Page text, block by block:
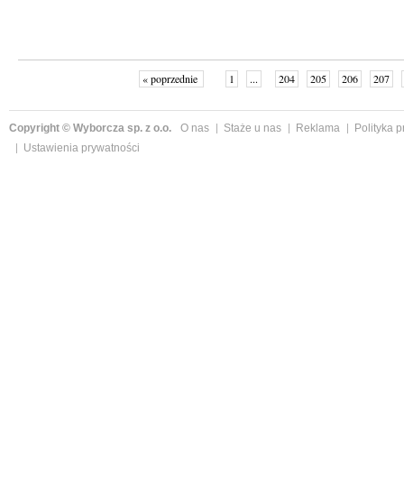
« poprzednie 1 ... 204 205 206 207
Copyright © Wyborcza sp. z o.o. O nas Staże u nas Reklama
Polityka
Ustawienia prywatności